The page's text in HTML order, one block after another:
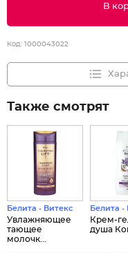
В
Код: 1000043022
Также смотрят
Белита - Витекс
Увлажняющее
тающее
молочк...
Белита -
Крем-
душа